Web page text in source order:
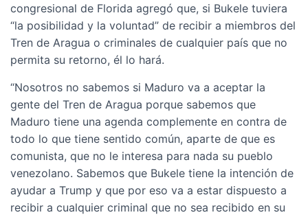
congresional de Florida agregó que, si Bukele tuviera
“la posibilidad y la voluntad” de recibir a miembros del
Tren de Aragua o criminales de cualquier país que no
permita su retorno, él lo hará.
“Nosotros no sabemos si Maduro va a aceptar la
gente del Tren de Aragua porque sabemos que
Maduro tiene una agenda complemente en contra de
todo lo que tiene sentido común, aparte de que es
comunista, que no le interesa para nada su pueblo
venezolano. Sabemos que Bukele tiene la intención de
ayudar a Trump y que por eso va a estar dispuesto a
recibir a cualquier criminal que no sea recibido en su